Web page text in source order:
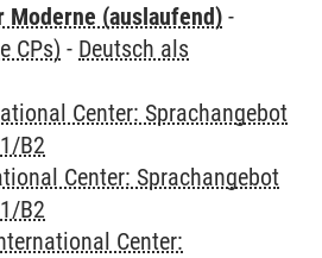
Moderne (auslaufend) -
CPs) - Deutsch als
Center: Sprachangebot
B2
Center: Sprachangebot
B2
Center: